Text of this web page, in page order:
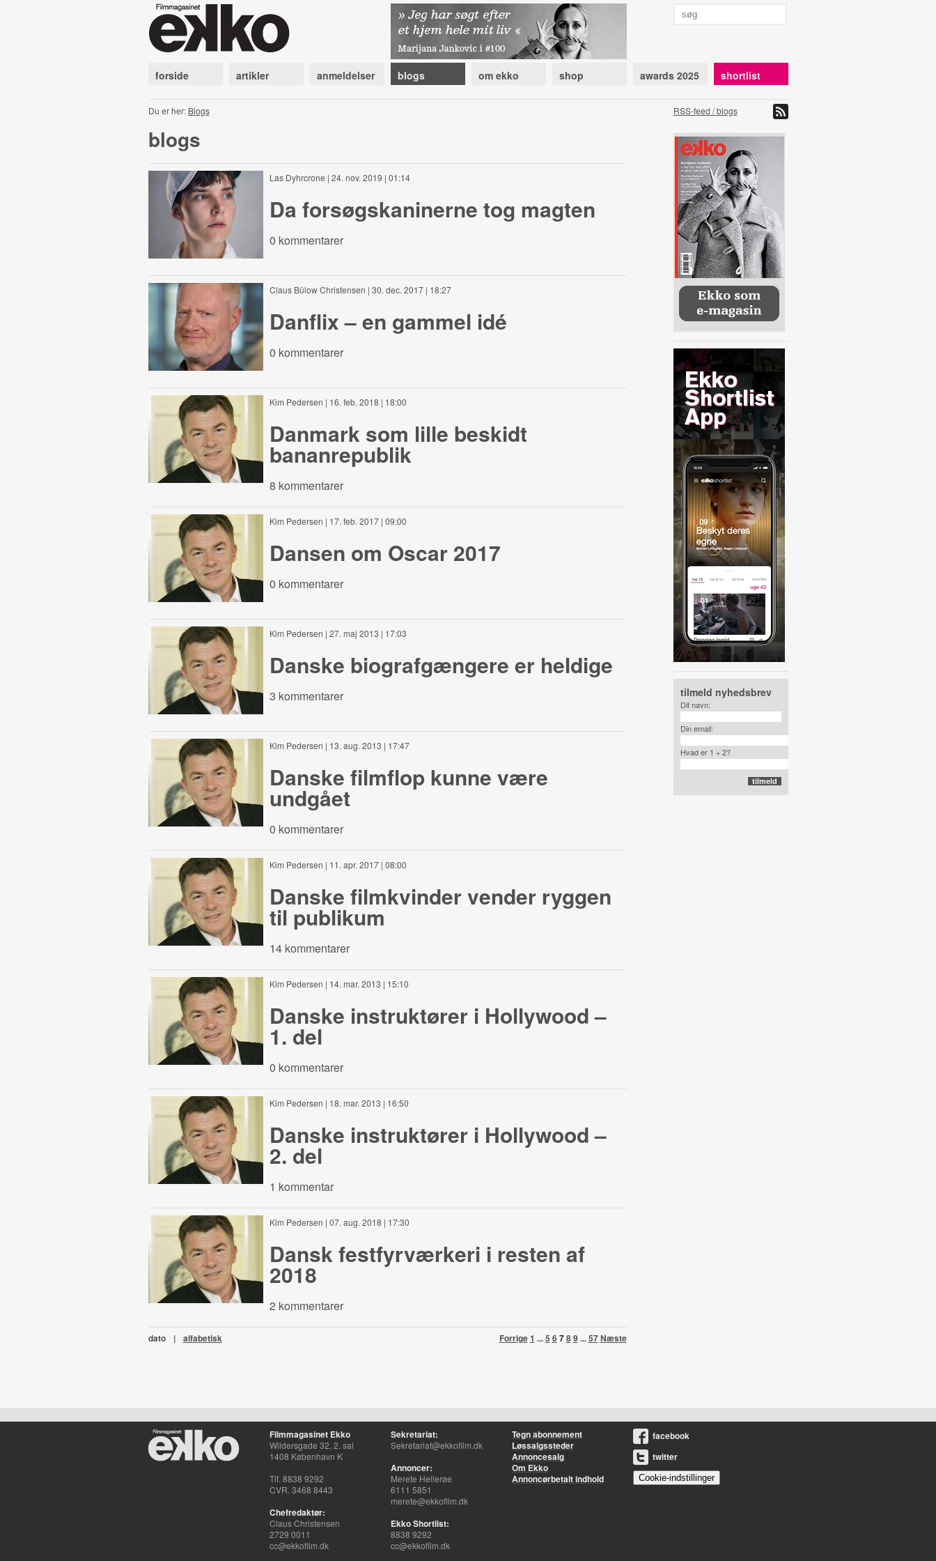
forside artikler anmeldelser blogs om ekko shop awards 2025 shortlist
Du er her: Blogs RSS-feed / blogs
blogs
Las Dyhrcrone | 24. nov. 2019 | 01:14
Da forsøgskaninerne tog magten
0 kommentarer
Claus Bülow Christensen | 30. dec. 2017 | 18:27
Danflix – en gammel idé
0 kommentarer
Kim Pedersen | 16. feb. 2018 | 18:00
Danmark som lille beskidt
bananrepublik
8 kommentarer
Kim Pedersen | 17. feb. 2017 | 09:00
Dansen om Oscar 2017
0 kommentarer
Kim Pedersen | 27. maj 2013 | 17:03
Danske biografgængere er heldige
3 kommentarer
Kim Pedersen | 13. aug. 2013 | 17:47
Danske filmflop kunne være
undgået
0 kommentarer
Kim Pedersen | 11. apr. 2017 | 08:00
Danske filmkvinder vender ryggen
til publikum
14 kommentarer
Kim Pedersen | 14. mar. 2013 | 15:10
Danske instruktører i Hollywood –
1. del
0 kommentarer
Kim Pedersen | 18. mar. 2013 | 16:50
Danske instruktører i Hollywood –
2. del
1 kommentar
Kim Pedersen | 07. aug. 2018 | 17:30
Dansk festfyrværkeri i resten af
2018
2 kommentarer
Forrige1 ...5 6789...57Næste
dato | alfabetisk
tilmeld nyhedsbrev
Dit navn:
Din email:
Hvad er 1 + 2?
Filmmagasinet Ekko
Wildersgade 32, 2. sal
1408 København K
Tlf. 8838 9292
CVR. 3468 8443
Chefredaktør:
Claus Christensen
2729 0011
cc@ekkofilm.dk
Sekretariat:
Sekretariat@ekkofilm.dk
Annoncer:
Merete Hellerøe
6111 5851
merete@ekkofilm.dk
Ekko Shortlist:
8838 9292
cc@ekkofilm.dk
Tegn abonnement
Løssalgssteder
Annoncesalg
Om Ekko
Annoncørbetalt indhold
facebook
twitter
Cookie-indstillinger